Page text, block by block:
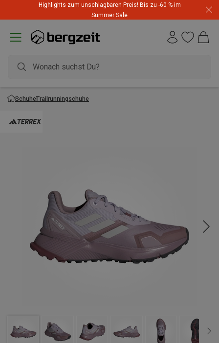
Highlights zum unschlagbaren Preis! Bis zu -60 % im
Summer Sale
SchuheTrailrunningschuhe